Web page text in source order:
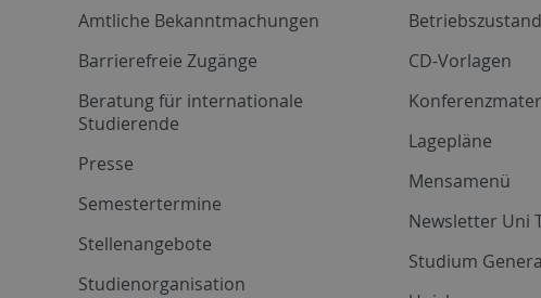
Amtliche Bekanntmachungen
Barrierefreie Zugänge
Beratung für internationale
Studierende
Presse
Semestertermine
Stellenangebote
Studienorganisation
CD-Vorlagen
Lagepläne
Mensamenü
Newsletter Uni
Studium